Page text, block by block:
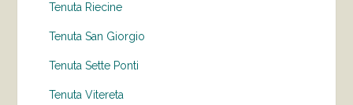
Tenuta Riecine
Tenuta San Giorgio
Tenuta Sette Ponti
Tenuta Vitereta